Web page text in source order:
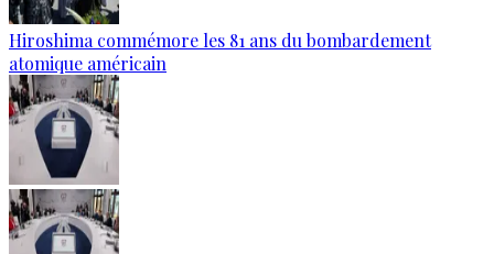
Hiroshima commémore les 81 ans du bombardement
atomique américain